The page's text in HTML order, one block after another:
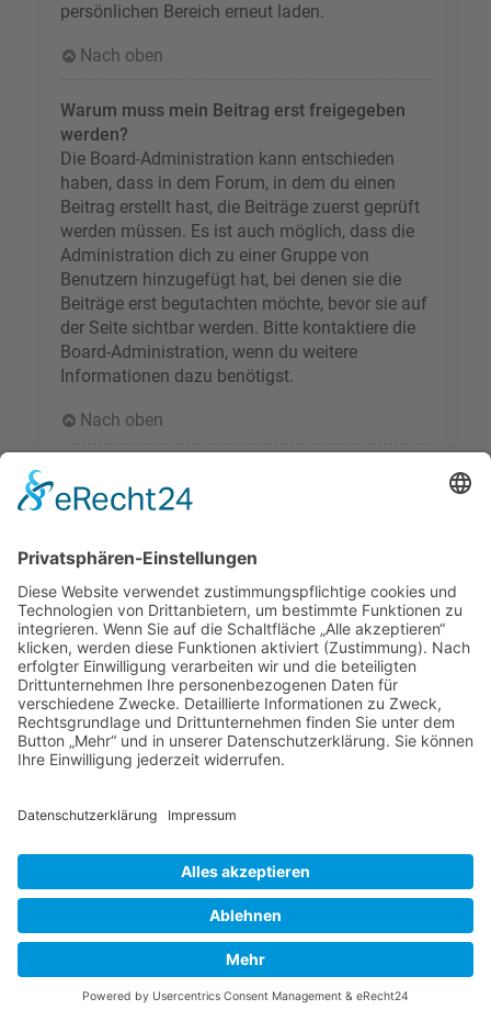
persönlichen Bereich erneut laden.
Nach oben
Warum muss mein Beitrag erst freigegeben
werden?
Die Board-Administration kann entschieden
haben, dass in dem Forum, in dem du einen
Beitrag erstellt hast, die Beiträge zuerst geprüft
werden müssen. Es ist auch möglich, dass die
Administration dich zu einer Gruppe von
Benutzern hinzugefügt hat, bei denen sie die
Beiträge erst begutachten möchte, bevor sie auf
der Seite sichtbar werden. Bitte kontaktiere die
Board-Administration, wenn du weitere
Informationen dazu benötigst.
Nach oben
Durch Klicken des „Thema als neu markieren“-
Thema wieder ganz nach oben auf die erste
Seite des Forums holen. Wenn du den
entsprechenden Link nicht siehst, dann ist die
Funktion möglicherweise deaktiviert oder seit
der letzten Markierung ist nicht genügend Zeit
vergangen. Es ist auch möglich, das Thema
nach oben zu holen, indem du einfach eine
Antwort darauf schreibst. Stelle jedoch sicher,
dass du die Regeln dieses Boards beachtest! Es
wird meist nicht gerne gesehen, wenn ohne
Themen geantwortet wird.
Nach oben
Textforma
und
Thementy